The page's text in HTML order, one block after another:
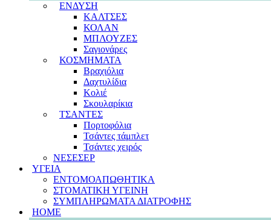
ΕΝΔΥΣΗ
ΚΑΛΤΣΕΣ
ΚΟΛΑΝ
ΜΠΛΟΥΖΕΣ
Σαγιονάρες
ΚΟΣΜΗΜΑΤΑ
Βραχιόλια
Δαχτυλίδια
Κολιέ
Σκουλαρίκια
ΤΣΑΝΤΕΣ
Πορτοφόλια
Τσάντες τάμπλετ
Τσάντες χειρός
ΝΕΣΕΣΕΡ
ΥΓΕΙΑ
ΕΝΤΟΜΟΑΠΩΘΗΤΙΚΑ
ΣΤΟΜΑΤΙΚΗ ΥΓΕΙΝΗ
ΣΥΜΠΛΗΡΩΜΑΤΑ ΔΙΑΤΡΟΦΗΣ
HOME